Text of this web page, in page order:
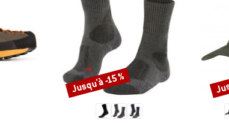
Remise
Jusqu'à -15 %